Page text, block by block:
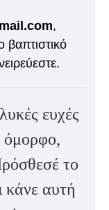
,
ευχές
όμορφο,
το
κάνε αυτή